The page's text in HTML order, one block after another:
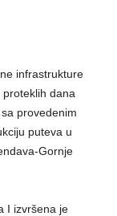
infrastrukture
dana
provedenim
puteva u
Gornje
I izvršena je